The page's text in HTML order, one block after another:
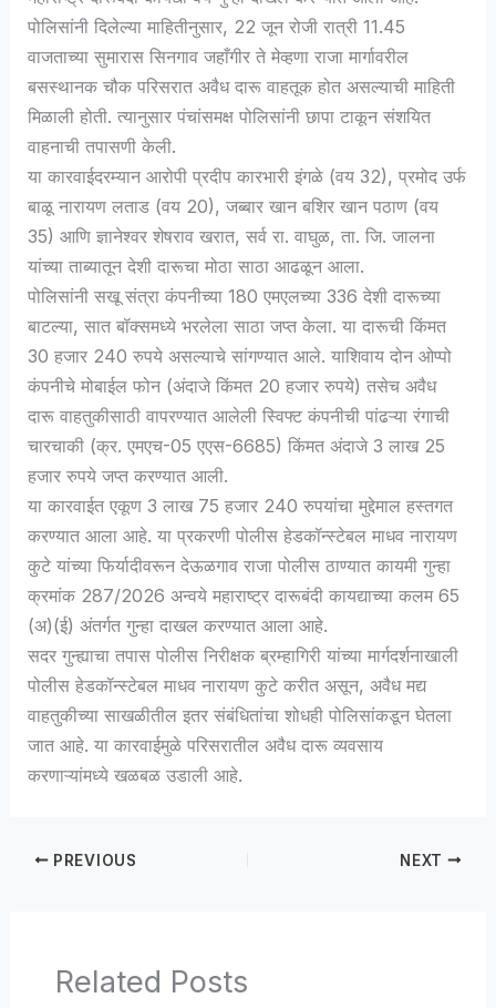
पोलिसांनी दिलेल्या माहितीनुसार, 22 जून रोजी रात्री 11.45
वाजताच्या सुमारास सिनगाव जहाँगीर ते मेव्हणा राजा मार्गावरील
बसस्थानक चौक परिसरात अवैध दारू वाहतूक होत असल्याची माहिती
मिळाली होती. त्यानुसार पंचांसमक्ष पोलिसांनी छापा टाकून संशयित
वाहनाची तपासणी केली.
या कारवाईदरम्यान आरोपी प्रदीप कारभारी इंगळे (वय 32), प्रमोद उर्फ
बाळू नारायण लताड (वय 20), जब्बार खान बशिर खान पठाण (वय
35) आणि ज्ञानेश्वर शेषराव खरात, सर्व रा. वाघुळ, ता. जि. जालना
यांच्या ताब्यातून देशी दारूचा मोठा साठा आढळून आला.
पोलिसांनी सखू संत्रा कंपनीच्या 180 एमएलच्या 336 देशी दारूच्या
बाटल्या, सात बॉक्समध्ये भरलेला साठा जप्त केला. या दारूची किंमत
30 हजार 240 रुपये असल्याचे सांगण्यात आले. याशिवाय दोन ओप्पो
कंपनीचे मोबाईल फोन (अंदाजे किंमत 20 हजार रुपये) तसेच अवैध
दारू वाहतुकीसाठी वापरण्यात आलेली स्विफ्ट कंपनीची पांढऱ्या रंगाची
चारचाकी (क्र. एमएच-05 एएस-6685) किंमत अंदाजे 3 लाख 25
हजार रुपये जप्त करण्यात आली.
या कारवाईत एकूण 3 लाख 75 हजार 240 रुपयांचा मुद्देमाल हस्तगत
करण्यात आला आहे. या प्रकरणी पोलीस हेडकॉन्स्टेबल माधव नारायण
कुटे यांच्या फिर्यादीवरून देऊळगाव राजा पोलीस ठाण्यात कायमी गुन्हा
क्रमांक 287/2026 अन्वये महाराष्ट्र दारूबंदी कायद्याच्या कलम 65
(अ)(ई) अंतर्गत गुन्हा दाखल करण्यात आला आहे.
सदर गुन्ह्याचा तपास पोलीस निरीक्षक ब्रम्हागिरी यांच्या मार्गदर्शनाखाली
पोलीस हेडकॉन्स्टेबल माधव नारायण कुटे करीत असून, अवैध मद्य
वाहतुकीच्या साखळीतील इतर संबंधितांचा शोधही पोलिसांकडून घेतला
जात आहे. या कारवाईमुळे परिसरातील अवैध दारू व्यवसाय
करणाऱ्यांमध्ये खळबळ उडाली आहे.
PREVIOUS NEXT
Related Posts